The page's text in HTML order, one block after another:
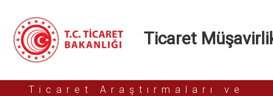
Ticaret
Ticaret Araştırmaları ve